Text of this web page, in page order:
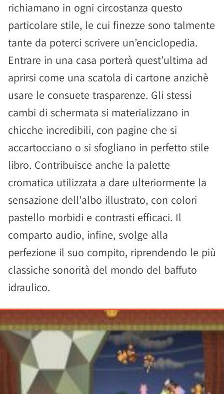
richiamano in ogni circostanza questo
particolare stile, le cui finezze sono talmente
tante da poterci scrivere un’enciclopedia.
Entrare in una casa porterà quest’ultima ad
aprirsi come una scatola di cartone anzichè
usare le consuete trasparenze. Gli stessi
cambi di schermata si materializzano in
chicche incredibili, con pagine che si
accartocciano o si sfogliano in perfetto stile
libro. Contribuisce anche la palette
cromatica utilizzata a dare ulteriormente la
sensazione dell'albo illustrato, con colori
pastello morbidi e contrasti efficaci. Il
comparto audio, infine, svolge alla
perfezione il suo compito, riprendendo le più
classiche sonorità del mondo del baffuto
idraulico.